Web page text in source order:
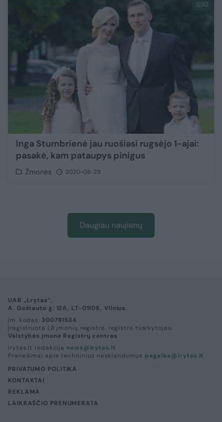
10
Inga Stumbrienė jau ruošiasi rugsėjo 1-ajai:
pasakė, kam pataupys pinigus
Žmonės 2020-08-29
Daugiau naujienų
UAB „Lrytas“,
A. Goštauto g. 12A, LT-01108, Vilnius.
Įm. kodas: 300781534
Įregistruota LR įmonių registre, registro tvarkytojas:
Valstybės įmonė Registrų centras
lrytas.lt redakcija news@lrytas.lt
Pranešimai apie techninius nesklandumus pagalba@lrytas.lt
PRIVATUMO POLITIKA
KONTAKTAI
REKLAMA
LAIKRAŠČIO PRENUMERATA